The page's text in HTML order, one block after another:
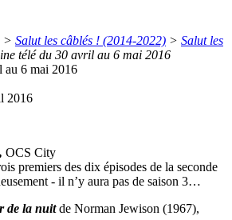
> Salut les câblés ! (2014-2022) > Salut les
télé du 30 avril au 6 mai 2016
au 6 mai 2016
2016
OCS City
premiers des dix épisodes de la seconde
- il n’y aura pas de saison 3…
de la nuitde Norman Jewison (1967),